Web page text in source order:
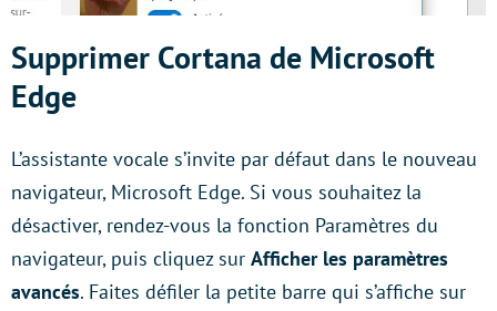
Supprimer Cortana de Microsoft
Edge
L’assistante vocale s’invite par défaut dans le nouveau
navigateur, Microsoft Edge. Si vous souhaitez la
désactiver, rendez-vous la fonction Paramètres du
navigateur, puis cliquez sur Afficher les paramètres
avancés. Faites défiler la petite barre qui s’affiche sur